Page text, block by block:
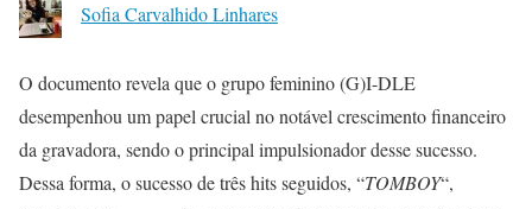
Sofia Carvalhido Linhares
O documento revela que o grupo feminino (G)I-DLE
desempenhou um papel crucial no notável crescimento financeiro
da gravadora, sendo o principal impulsionador desse sucesso.
Dessa forma, o sucesso de três hits seguidos, “TOMBOY“,